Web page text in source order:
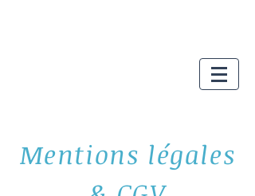
Mentions légales